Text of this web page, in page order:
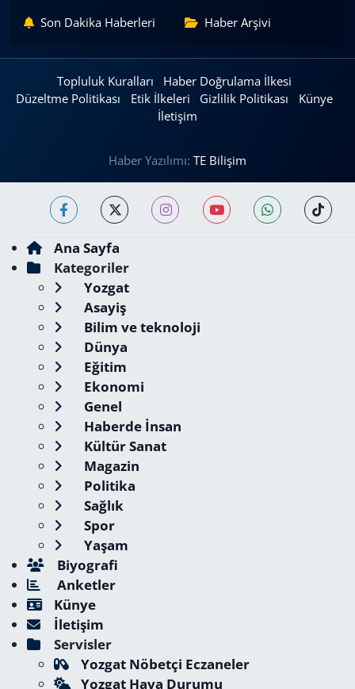
Son Dakika Haberleri Haber Arşivi
Topluluk Kuralları
Haber Doğrulama İlkesi
Düzeltme Politikası
Etik İlkeleri Gizlilik Politikası
Künye
İletişim
Haber Yazılımı: TE Bilişim
Ana Sayfa
Kategoriler
Yozgat
Asayiş
Bilim ve teknoloji
Dünya
Eğitim
Ekonomi
Genel
Haberde İnsan
Kültür Sanat
Magazin
Politika
Sağlık
Spor
Yaşam
Biyografi
Anketler
Künye
İletişim
Servisler
Yozgat Nöbetçi Eczaneler
Yozgat Hava Durumu